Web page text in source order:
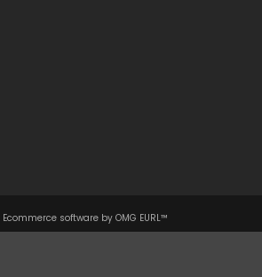
software by OMG EURL™